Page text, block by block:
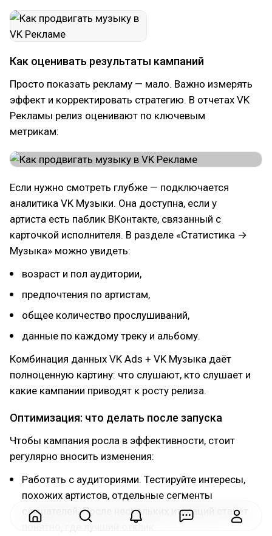
Как оценивать результаты кампаний
Просто показать рекламу — мало. Важно измерять
эффект и корректировать стратегию. В отчетах VK
Рекламы релиз оценивают по ключевым
метрикам:
Если нужно смотреть глубже — подключается
аналитика VK Музыки. Она доступна, если у
артиста есть паблик ВКонтакте, связанный с
карточкой исполнителя. В разделе «Статистика →
Музыка» можно увидеть:
возраст и пол аудитории,
предпочтения по артистам,
общее количество прослушиваний,
данные по каждому треку и альбому.
Комбинация данных VK Ads + VK Музыка даёт
полноценную картину: что слушают, кто слушает и
какие кампании приводят к росту релиза.
Оптимизация: что делать после запуска
Чтобы кампания росла в эффективности, стоит
регулярно вносить изменения:
Работать с аудиториями. Тестируйте интересы,
похожих артистов, отдельные сегменты
слушателей. После нескольких итераций станет
понятно, где лучший отклик.